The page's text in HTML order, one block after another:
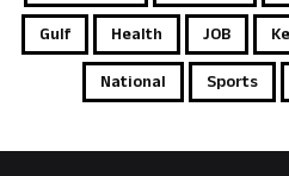
Gulf
Health JOB
National
Sports